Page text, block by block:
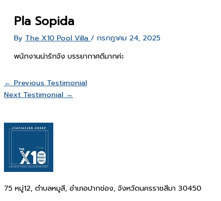
Pla Sopida
By The X10 Pool Villa / กรกฎาคม 24, 2025
พนักงานน่ารักจัง บรรยากาศดีมากค่ะ
← Previous Testimonial
Next Testimonial →
75 หมู่12, ตำบลหมูสี, อำเภอปากช่อง, จังหวัดนครราชสีมา 30450